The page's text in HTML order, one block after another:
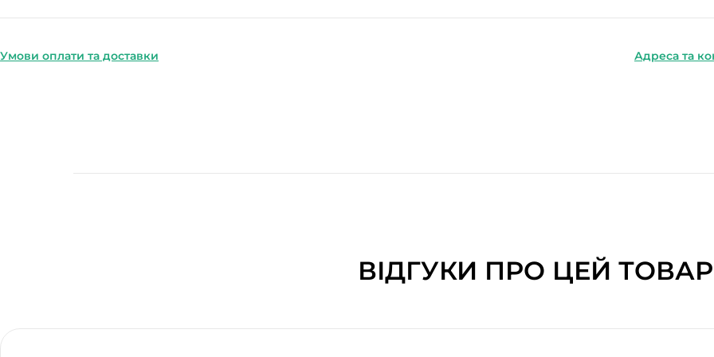
Умови оплати та доставки Адреса та
ВІДГУКИ ПРО ЦЕЙ ТОВАР